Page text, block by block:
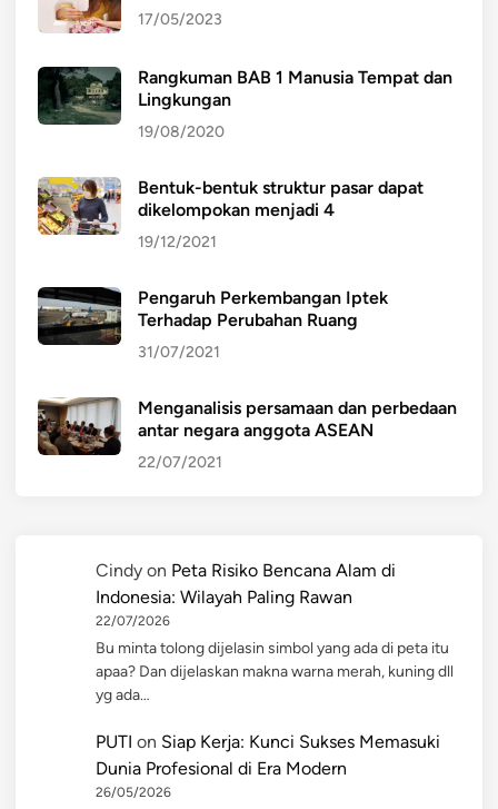
17/05/2023
Rangkuman BAB 1 Manusia Tempat dan
Lingkungan
19/08/2020
Bentuk-bentuk struktur pasar dapat
dikelompokan menjadi 4
19/12/2021
Pengaruh Perkembangan Iptek
Terhadap Perubahan Ruang
31/07/2021
Menganalisis persamaan dan perbedaan
antar negara anggota ASEAN
22/07/2021
Cindy on Peta Risiko Bencana Alam di
Indonesia: Wilayah Paling Rawan
22/07/2026
Bu minta tolong dijelasin simbol yang ada di peta itu
apaa? Dan dijelaskan makna warna merah, kuning dll
yg ada…
PUTI on Siap Kerja: Kunci Sukses Memasuki
Dunia Profesional di Era Modern
26/05/2026